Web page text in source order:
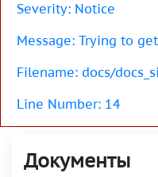
Документы
Severity: Notice
Message: Trying to
Filename: docs/
Line Number: 14